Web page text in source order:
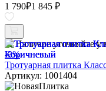
1 790₽1 845 ₽
Наличие уточняйте у
-3%
Тротуарная плитка
Артикул: 1001404